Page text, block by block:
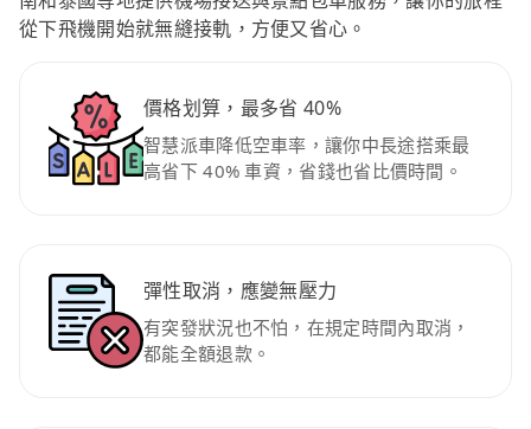
從下飛機開始就無縫接軌，方便又省心。
價格划算，最多省 40%
智慧派車降低空車率，讓你中長途搭乘最
高省下 40% 車資，省錢也省比價時間。
彈性取消，應變無壓力
有突發狀況也不怕，在規定時間內取消，
都能全額退款。